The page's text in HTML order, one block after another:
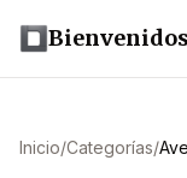
Inicio/Categorías/